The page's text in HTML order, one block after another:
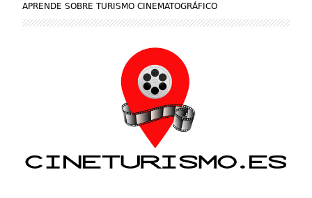
APRENDE SOBRE TURISMO CINEMATOGRÁFICO